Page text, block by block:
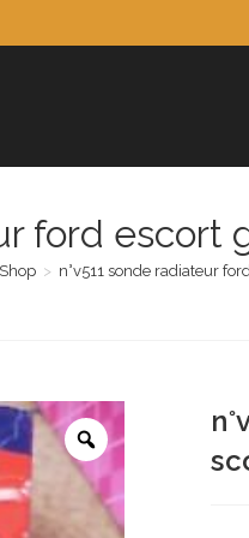
ford
Shop > n°v511 sonde radiateur